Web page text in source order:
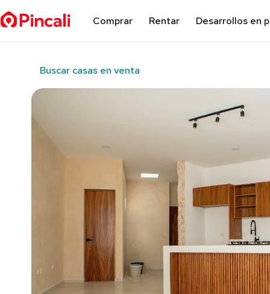
Comprar Rentar Desarrollos en
Buscar casas en venta